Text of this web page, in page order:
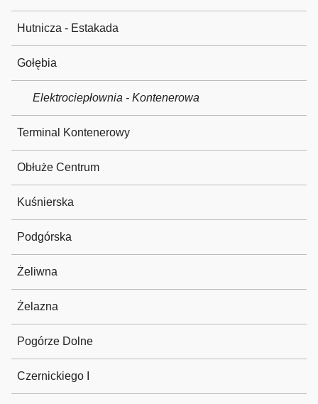
Hutnicza - Estakada
Gołębia
Elektrociepłownia - Kontenerowa
Terminal Kontenerowy
Obłuże Centrum
Kuśnierska
Podgórska
Żeliwna
Żelazna
Pogórze Dolne
Czernickiego I